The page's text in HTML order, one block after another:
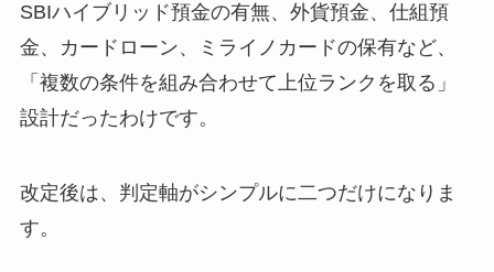
SBIハイブリッド預金の有無、外貨預金、仕組預
金、カードローン、ミライノカードの保有など、
「複数の条件を組み合わせて上位ランクを取る」
設計だったわけです。
改定後は、判定軸がシンプルに二つだけになりま
す。